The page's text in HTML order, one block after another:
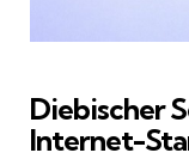
Diebischer
Internet-